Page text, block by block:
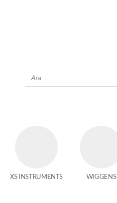
XS INSTRUMENTS WIGGENS